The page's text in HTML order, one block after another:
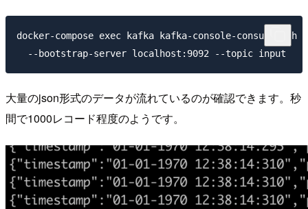
docker-compose exec kafka kafka-console-consumer.sh \
大量のjson形式のデータが流れているのが確認できます。秒
間で1000レコード程度のようです。